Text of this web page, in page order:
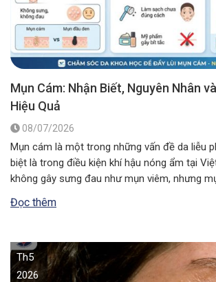
Mụn Cám: Nhận Biết, Nguyên Nhân
Hiệu Quả
08/07/2026
Mụn cám là một trong những vấn đề da liễu
biệt là trong điều kiện khí hậu nóng ẩm tại
không gây sưng đau như mụn viêm, nhưng
Đọc thêm
Th5
2026